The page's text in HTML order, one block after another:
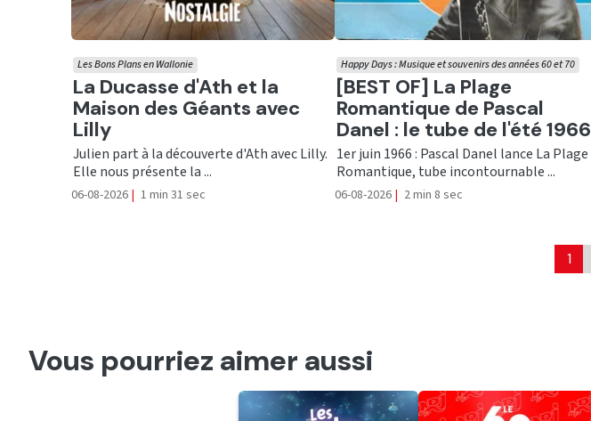
Ecouter
La Ducasse d'Ath et la
Maison des Géants avec
Lilly
Les Bons Plans en Wallonie
Julien part à la découverte d'Ath avec Lilly.
Elle nous présente la ...
06-08-2026 | 1 min 31 sec
Ecouter
[BEST OF] La Plage
Romantique de Pascal
Danel : le tube de l'été 1966
Happy Days : Musique et souvenirs des années 60 et 70
1er juin 1966 : Pascal Danel lance La Plage
Romantique, tube incontournable ...
06-08-2026 | 2 min 8 sec
1
Vous pourriez aimer aussi